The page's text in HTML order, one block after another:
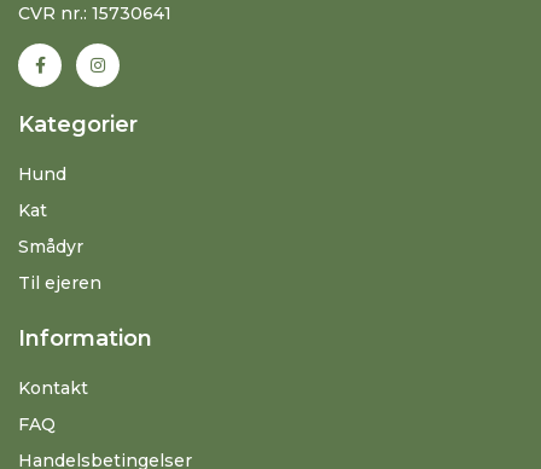
CVR nr.: 15730641
Kategorier
Hund
Kat
Smådyr
Til ejeren
Information
Kontakt
FAQ
Handelsbetingelser